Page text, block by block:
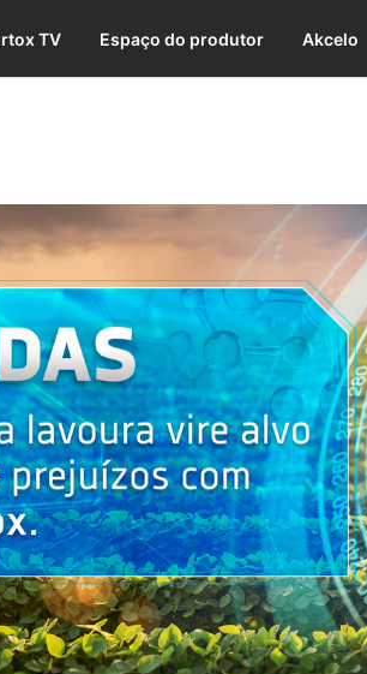
TV Espaço do produtor Akcelo